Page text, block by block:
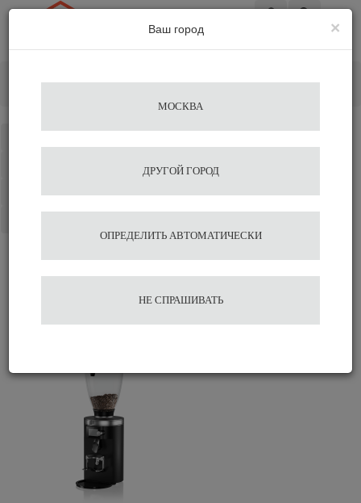
Отзывы на сайте миркофе
×
Ваш город
МОСКВА
ДРУГОЙ ГОРОД
ОПРЕДЕЛИТЬ АВТОМАТИЧЕСКИ
НЕ СПРАШИВАТЬ